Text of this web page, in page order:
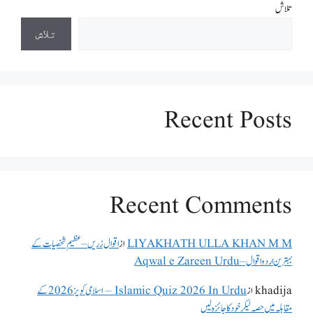
تلاش
تلاش
Recent Posts
Recent Comments
LIYAKHATH ULLA KHAN M Mازاقوال زریں – عظیم شخصیات کے
بہترین اردو اقوال – Aqwal e Zareen Urdu
khadijaاز
Islamic Quiz 2026 In Urdu – اسلامی کویز 2026 کے
مقابلہ میں حصہ لیکر خود کا جائزہ لیں